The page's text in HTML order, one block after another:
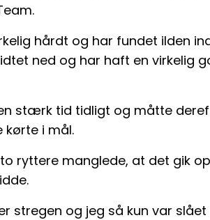
hårdt og har fundet ilden
ned og har haft en virkelig
stærk tid tidligt og måtte
kørte i mål.
ryttere manglede, at det gik
stregen og jeg så kun var